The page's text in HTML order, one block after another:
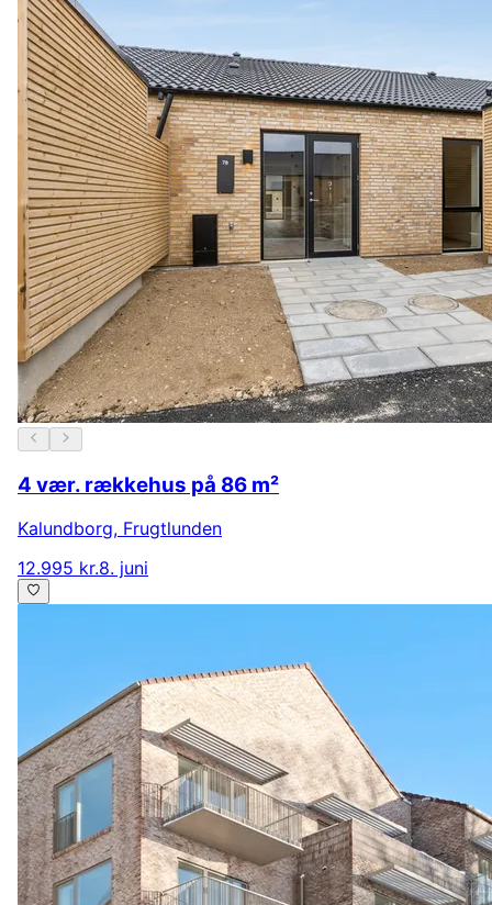
4 vær. rækkehus på 86 m²
Kalundborg, Frugtlunden
12.995 kr.8. juni